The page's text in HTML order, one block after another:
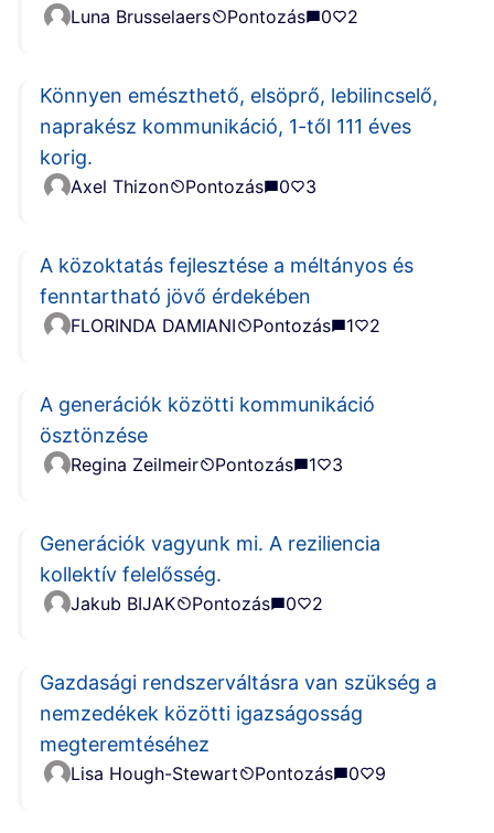
Luna Brusselaers Pontozás 0 2
Könnyen emészthető, elsöprő, lebilincselő,
naprakész kommunikáció, 1-től 111 éves
korig.
Axel Thizon Pontozás 0 3
A közoktatás fejlesztése a méltányos és
fenntartható jövő érdekében
FLORINDA DAMIANI Pontozás 1 2
A generációk közötti kommunikáció
ösztönzése
Regina Zeilmeir Pontozás 1 3
Generációk vagyunk mi. A reziliencia
kollektív felelősség.
Jakub BIJAK Pontozás 0 2
Gazdasági rendszerváltásra van szükség a
nemzedékek közötti igazságosság
megteremtéséhez
Lisa Hough-Stewart Pontozás 0 9